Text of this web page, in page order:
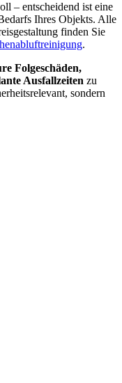
– entscheidend ist eine
Ihres Objekts. Alle
finden Sie
.
Folgeschäden,
Ausfallzeiten zu
sondern